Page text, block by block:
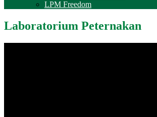
LPM Freedom
Laboratorium Peternakan